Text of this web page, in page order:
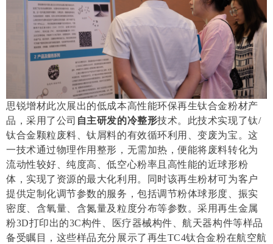
思锐增材此次展出的低成本高性能环保再生钛合金粉材产
品，采用了公司 自主研发的冷整形技术。此技术实现了钛/
钛合金颗粒废料、钛屑料的有效循环利用、变废为宝。这
一技术通过物理作用整形，无需加热，便能将废料转化为
流动性较好、纯度高、低空心粉率且高性能的近球形粉
体，实现了资源的最大化利用。同时该再生粉材可为客户
提供定制化调节参数的服务，包括调节粉体球形度、振实
密度、含氧量、含氮量及粒度分布等参数。采用再生金属
粉3D打印出的3C构件、医疗器械构件、航天器构件等样品
备受瞩目，这些样品充分展示了再生TC4钛合金粉在航空航